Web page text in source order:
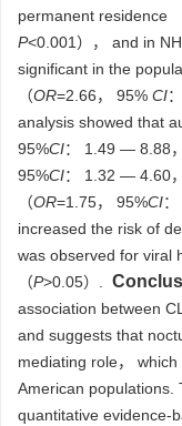
permanent residence
P<0.001）， and in
significant in the
（OR=2.66， 95% CI
analysis showed that
95%CI： 1.49 — 8.88，
95%CI： 1.32 — 4.60，
（OR=1.75， 95%CI
increased the risk of
was observed for viral
（P>0.05）.
association between
and suggests that
mediating role，
American populations.
quantitative evidence-